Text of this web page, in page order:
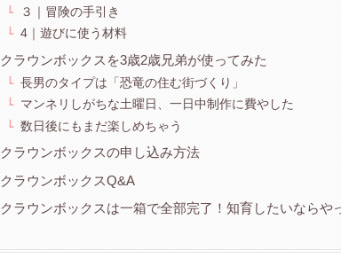
３｜冒険の手引き
4｜遊びに使う材料
クラウンボックスを3歳2歳兄弟が使ってみた
長男のタイプは「恐竜の住む街づくり」
マンネリしがちな土曜日、一日中制作に費やした
数日後にもまだ楽しめちゃう
クラウンボックスの申し込み方法
クラウンボックスQ&A
クラウンボックスは一箱で全部完了！知育したいならや